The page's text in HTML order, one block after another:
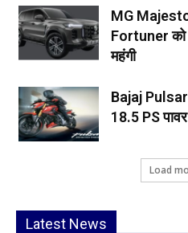
MG
Fortuner को
महंगी
Bajaj Pulsar
18.5 PS
Load
Latest News